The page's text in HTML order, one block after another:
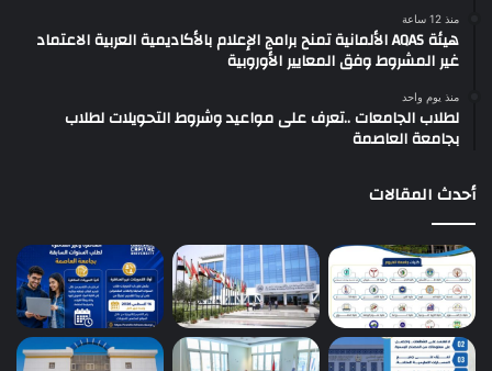
منذ 12 ساعة
هيئة AQAS الألمانية تمنح برامج الإعلام بالأكاديمية العربية الاعتماد
غير المشروط وفق المعايير الأوروبية
منذ يوم واحد
لطلاب الجامعات ..تعرف على مواعيد وشروط التحويلات لطلاب
بجامعة العاصمة
أحدث المقالات